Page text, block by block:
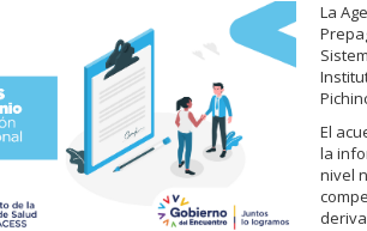
La
El
la
nivel